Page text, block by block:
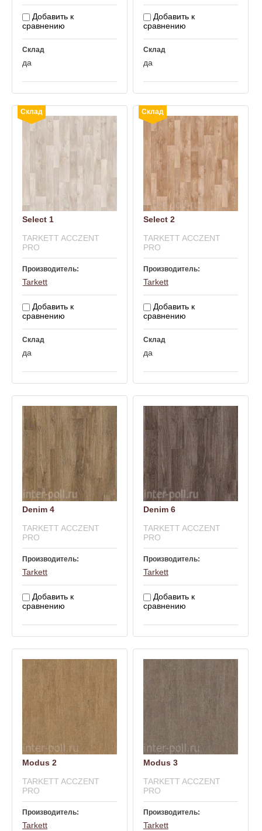
Добавить к
сравнению
Склад
да
Добавить к
сравнению
Склад
да
Склад
Select 1
TARKETT ACCZENT
PRO
Производитель:
Tarkett
Добавить к
сравнению
Склад
да
Склад
Select 2
TARKETT ACCZENT
PRO
Производитель:
Tarkett
Добавить к
сравнению
Склад
да
Denim 4
TARKETT ACCZENT
PRO
Производитель:
Tarkett
Добавить к
сравнению
Denim 6
TARKETT ACCZENT
PRO
Производитель:
Tarkett
Добавить к
сравнению
Modus 2
TARKETT ACCZENT
PRO
Производитель:
Tarkett
Modus 3
TARKETT ACCZENT
PRO
Производитель:
Tarkett